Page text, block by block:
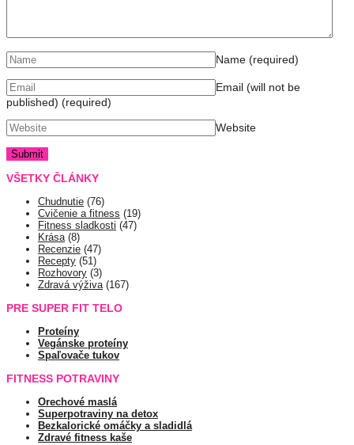
Name (required)
Email (will not be
published) (required)
Website
VŠETKY ČLÁNKY
Chudnutie (76)
Cvičenie a fitness (19)
Fitness sladkosti (47)
Krása(8)
Recenzie (47)
Recepty (51)
Rozhovory (3)
Zdravá výživa(167)
PRE SUPER FIT TELO
Proteíny
Vegánske proteíny
Spaľovače tukov
FITNESS POTRAVINY
Orechové maslá
Superpotraviny na detox
Bezkalorické omáčky a sladidlá
Zdravé fitness kaše